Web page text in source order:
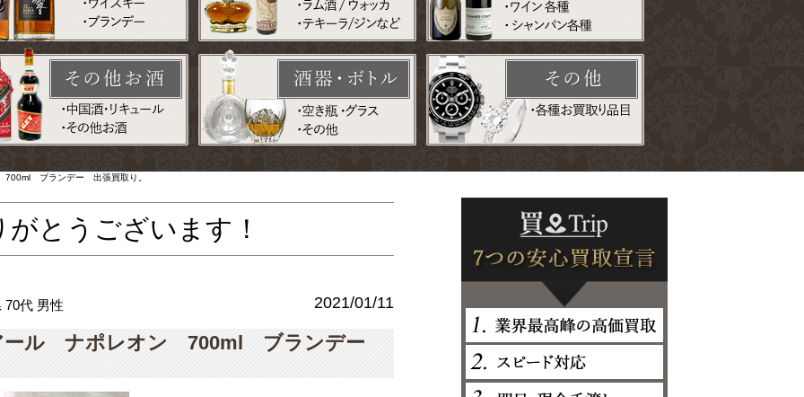
ブランデー 出張買取り。
とうございます！
70代 男性 2021/01/11
ール ナポレオン 700ml ブランデー